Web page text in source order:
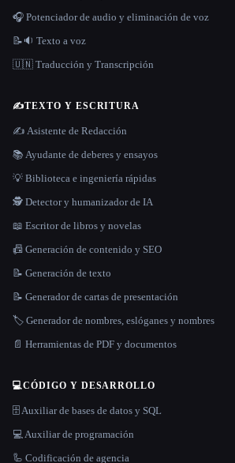
🎧 Potenciador de audio y eliminación de voz
📝🔉 Texto a voz
🇺🇳 Traducción y Transcripción
✍️TEXTO Y ESCRITURA
✍️ Asistente de Redacción
📚 Ayudante de deberes y ensayos
💡 Biblioteca e ingeniería rápidas
🕵️ Detector y humanizador de IA
📖 Escritor de libros y novelas
📠 Generación de contenido y SEO
📝 Generación de texto
📝 Generador de cartas de presentación
🏷️ Generador de nombres, eslóganes y nombres
📄 Herramientas de PDF y documentos
💻CÓDIGO Y DESARROLLO
🗄️ Auxiliar de bases de datos y SQL
💻 Auxiliar de programación
🦾 Codificación de agencia